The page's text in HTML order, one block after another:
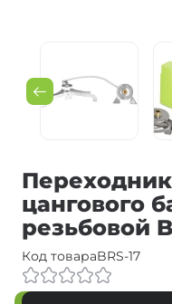
цангового
резьбовой
Код товараBRS-17